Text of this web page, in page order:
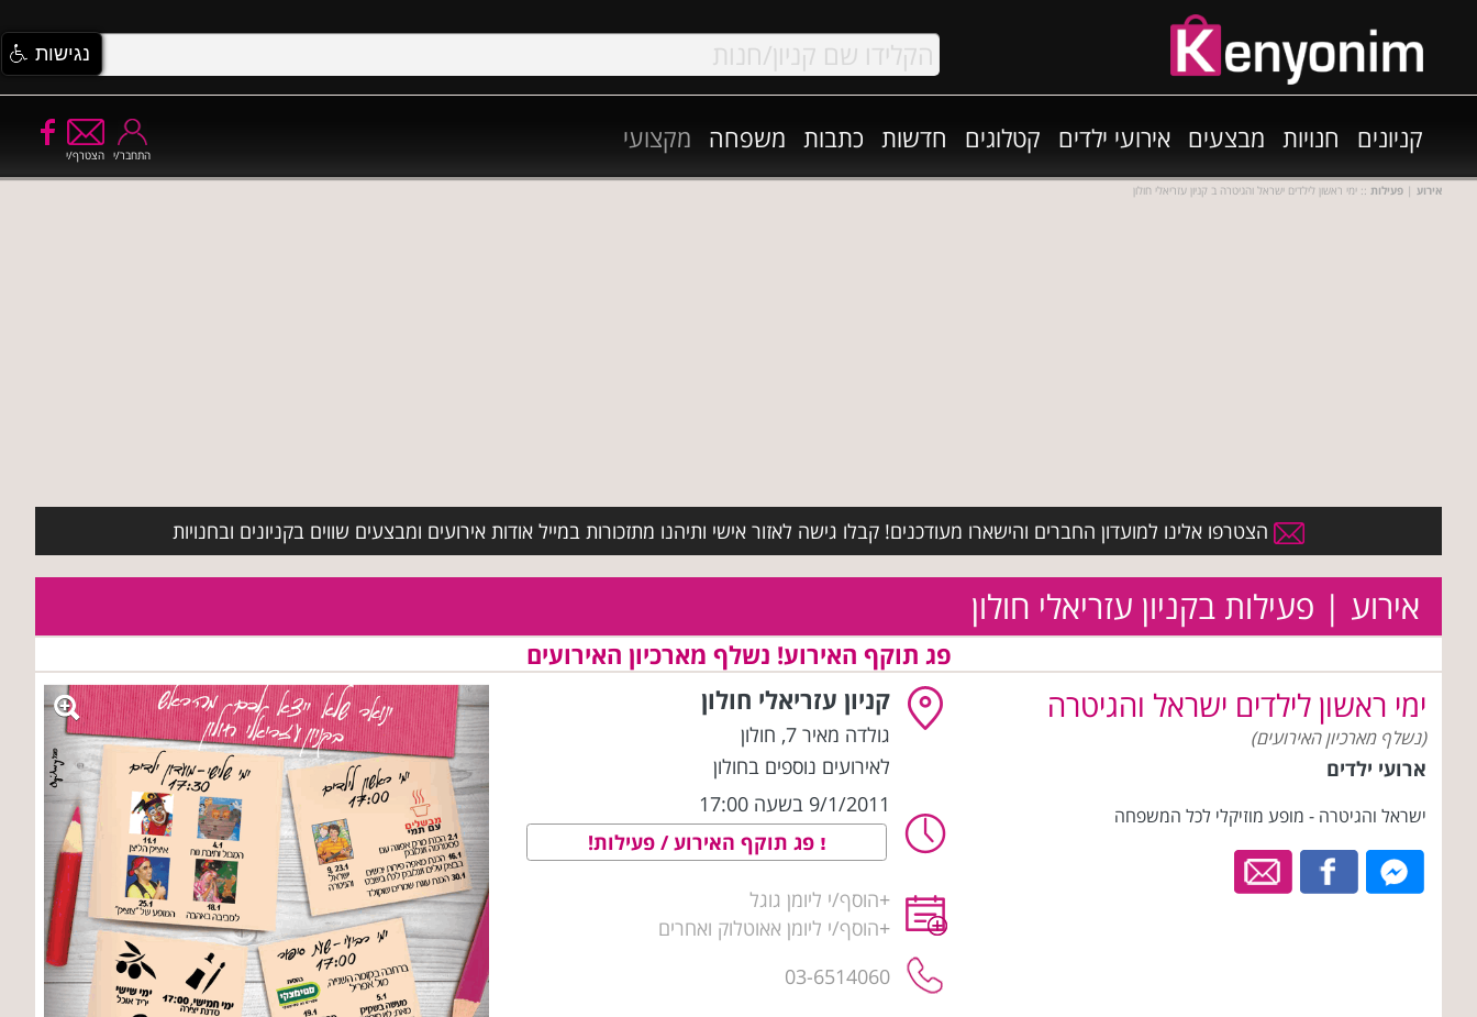
קניונים חנויות מבצעים אירועי ילדים קטלוגים חדשות כתבות משפחה מקצועי
הצטרף/י התחבר/י
אירוע | פעילות :: ימי ראשון לילדים ישראל והגיטרה ב קניון עזריאלי חולון
הצטרפו אלינו למועדון החברים והישארו מעודכנים! קבלו גישה לאזור אישי ותיהנו מתזכורות במייל אודות אירועים ומבצעים שווים בקניונים ובחנויות
אירוע | פעילות בקניון עזריאלי חולון
פג תוקף האירוע! נשלף מארכיון האירועים
ימי ראשון לילדים ישראל והגיטרה
(נשלף מארכיון האירועים)
ארועי ילדים
ישראל והגיטרה - מופע מוזיקלי לכל המשפחה
קניון עזריאלי חולון
גולדה מאיר 7 , חולון
לאירועים נוספים בחולון
9/1/2011 בשעה 17:00
פג תוקף האירוע / פעילות!
+הוסף/י ליומן גוגל
+הוסף/י ליומן אאוטלוק ואחרים
03-6514060
נגישות